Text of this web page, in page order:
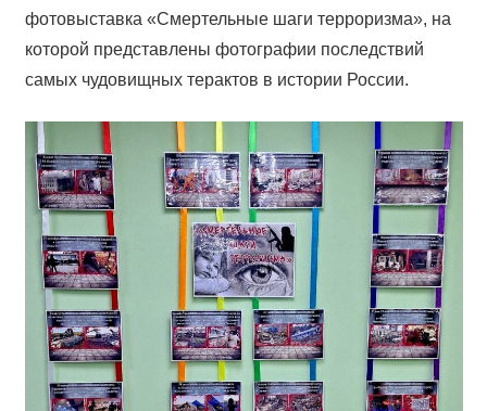
фотовыставка «Смертельные шаги терроризма», на
которой представлены фотографии последствий
самых чудовищных терактов в истории России.